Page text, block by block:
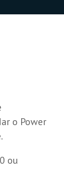
o Power
ou